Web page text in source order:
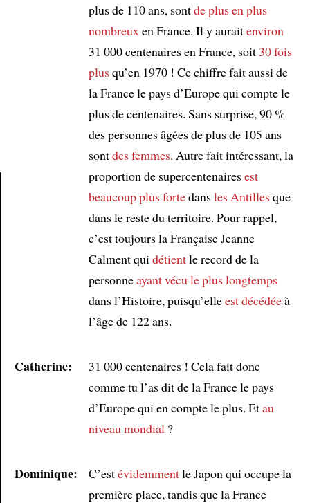
plus de 110 ans, sontde plus en plus
nombreux en France. Il y auraitenviron
31 000 centenaires en France, soit 30 fois
plusqu’en 1970 ! Ce chiffre fait aussi de
la France le pays d’Europe qui compte le
plus de centenaires. Sans surprise, 90 %
des personnes âgées de plus de 105 ans
sontdes femmes. Autre fait intéressant, la
proportion de supercentenairesest
beaucoup plus fortedansles Antillesque
dans le reste du territoire. Pour rappel,
c’est toujours la Française Jeanne
Calment qui détientle record de la
personneayant vécu le plus longtemps
dans l’Histoire, puisqu’elleest décédéeà
l’âge de 122 ans.
Catherine:
31 000 centenaires ! Cela fait donc
comme tu l’as dit de la France le pays
d’Europe qui en compte le plus. Etau
niveau mondial ?
Dominique: C’estévidemmentle Japon qui occupe la
première place, tandis que la France